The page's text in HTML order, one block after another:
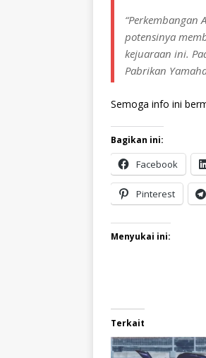
“Perkembangan
potensinya
kejuaraan ini.
Pabrikan
Semoga info ini
Bagikan ini:
Facebook
Pinterest
Menyukai ini:
Terkait